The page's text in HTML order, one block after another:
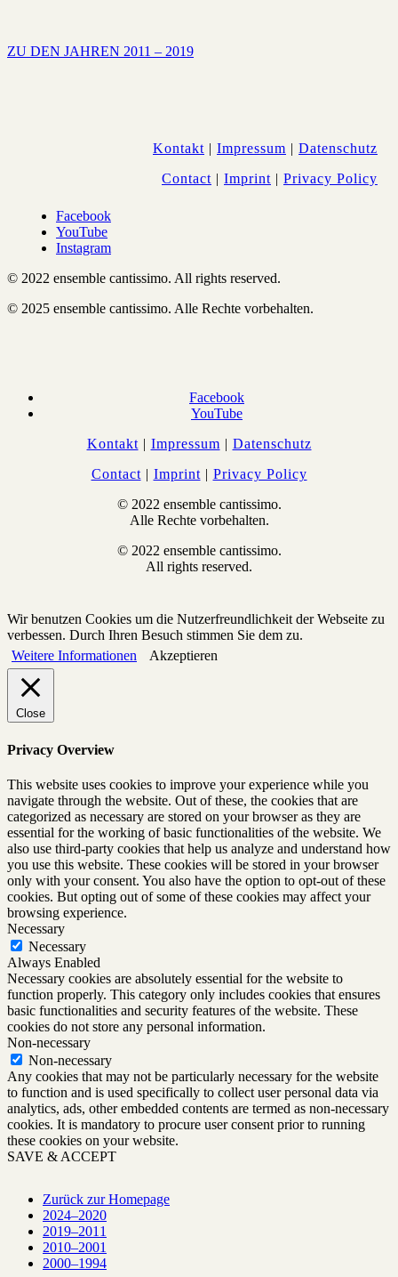
ZU DEN JAHREN 2011 – 2019
Kontakt | Impressum | Datenschutz
Contact | Imprint | Privacy Policy
Facebook
YouTube
Instagram
© 2022 ensemble cantissimo. All rights reserved.
© 2025 ensemble cantissimo. Alle Rechte vorbehalten.
Facebook
YouTube
Kontakt| Impressum | Datenschutz
Contact| Imprint| Privacy Policy
© 2022 ensemble cantissimo.
Alle Rechte vorbehalten.
© 2022 ensemble cantissimo.
All rights reserved.
Wir benutzen Cookies um die Nutzerfreundlichkeit der Webseite zu
verbessen. Durch Ihren Besuch stimmen Sie dem zu.
Weitere Informationen
Akzeptieren
Close
Privacy Overview
This website uses cookies to improve your experience while you
navigate through the website. Out of these, the cookies that are
categorized as necessary are stored on your browser as they are
essential for the working of basic functionalities of the website. We
also use third-party cookies that help us analyze and understand how
you use this website. These cookies will be stored in your browser
only with your consent. You also have the option to opt-out of these
cookies. But opting out of some of these cookies may affect your
browsing experience.
Necessary
Necessary
Always Enabled
Necessary cookies are absolutely essential for the website to
function properly. This category only includes cookies that ensures
basic functionalities and security features of the website. These
cookies do not store any personal information.
Non-necessary
Non-necessary
Any cookies that may not be particularly necessary for the website
to function and is used specifically to collect user personal data via
analytics, ads, other embedded contents are termed as non-necessary
cookies. It is mandatory to procure user consent prior to running
these cookies on your website.
SAVE & ACCEPT
Zurück zur Homepage
2024–2020
2019–2011
2010–2001
2000–1994